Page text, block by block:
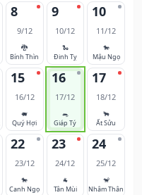
8
9/12
🐉
Bính Thìn
9
10/12
🐍
Đinh Tỵ
10
11/12
🐎
Mậu Ngọ
15
16/12
🐖
Quý Hợi
16
17/12
🐀
Giáp Tý
17
18/12
🐂
Ất Sửu
22
23/12
🐎
Canh Ngọ
23
24/12
🐐
Tân Mùi
24
25/12
🐒
Nhâm Thân